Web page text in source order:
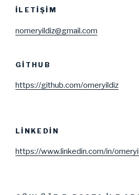
İLETIŞIM
nomeryildiz@gmail.com
GITHUB
https://github.com/omeryildiz
LINKEDIN
https://www.linkedin.com/in/